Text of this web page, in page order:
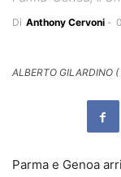
Di Anthony Cervoni -
ALBERTO GILARDINO
Parma e Genoa